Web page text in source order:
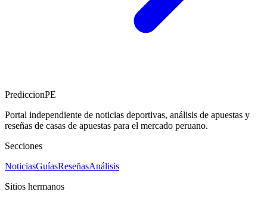
PrediccionPE
Portal independiente de noticias deportivas, análisis de apuestas y
reseñas de casas de apuestas para el mercado peruano.
Secciones
NoticiasGuíasReseñasAnálisis
Sitios hermanos